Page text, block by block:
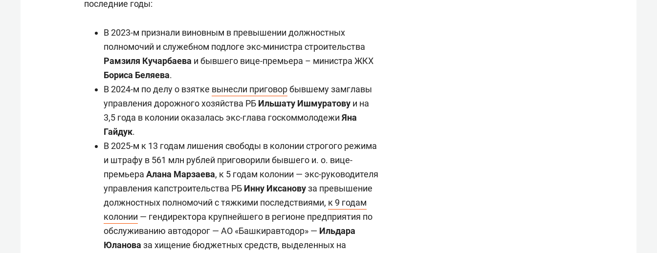
последние годы:
В 2023-м признали виновным в превышении должностных
полномочий и служебном подлоге экс-министра строительства
Рамзиля Кучарбаева и бывшего вице-премьера – министра ЖКХ
Бориса Беляева.
В 2024-м по делу о взятке вынесли приговорбывшему замглавы
управления дорожного хозяйства РБ Ильшату Ишмуратову и на
3,5 года в колонии оказалась экс-глава госкоммолодежи Яна
Гайдук.
В 2025-м к 13 годам лишения свободы в колонии строгого режима
и штрафу в 561 млн рублей приговорили бывшего и. о. вице-
премьера Алана Марзаева, к 5 годам колонии — экс-руководителя
управления капстроительства РБ Инну Иксановуза превышение
должностных полномочий с тяжкими последствиями, к 9 годам
колонии — гендиректора крупнейшего в регионе предприятия по
обслуживанию автодорог — АО «Башкиравтодор» — Ильдара
Юланова за хищение бюджетных средств, выделенных на